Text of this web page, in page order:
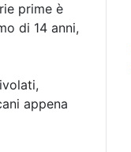
prime è
di 14 anni,
appena